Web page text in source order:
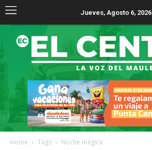
Jueves, Agosto 6, 2026
Home Tags Noche mágica